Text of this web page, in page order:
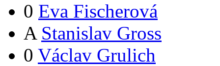
0 Eva Fischerová
A Stanislav Gross
0 Václav Grulich